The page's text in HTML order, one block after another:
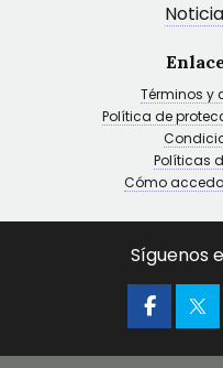
Términos y
Política de
Políticas
Cómo
Síguenos